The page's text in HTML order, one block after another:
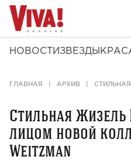
НОВОСТИ ЗВЕЗДЫ
ГЛАВНАЯ АРХИВ
Стильная Жизель
лицом новой
Weitzman